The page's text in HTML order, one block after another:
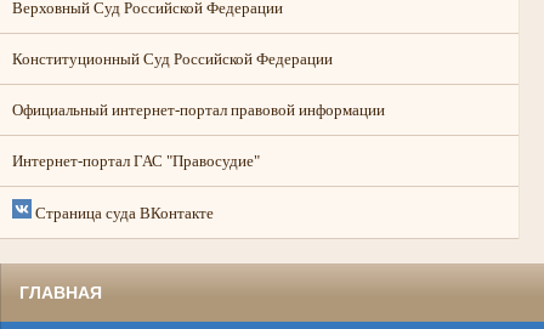
Верховный Суд Российской Федерации
Конституционный Суд Российской Федерации
Официальный интернет-портал правовой информации
Интернет-портал ГАС "Правосудие"
Страница суда ВКонтакте
ГЛАВНАЯ